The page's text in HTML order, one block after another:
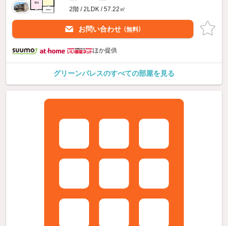
2階 / 2LDK / 57.22㎡
お問い合わせ （無料）
ほか提供
グリーンパレスのすべての部屋を見る